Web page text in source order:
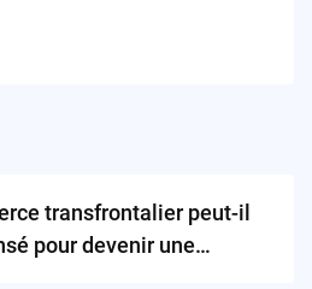
transfrontalier peut-il
pour devenir une